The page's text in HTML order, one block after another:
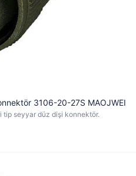
3106-20-27S MAOJWEI
seyyar düz dişi konnektör.